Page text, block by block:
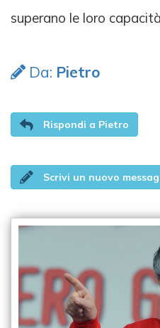
superano le loro
Da: Pietro
Rispondi a Pietro
Scrivi un nuovo